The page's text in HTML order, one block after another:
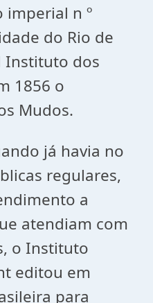
imperial n º
do Rio de
Instituto dos
1856 o
Mudos.
já havia no
regulares,
a
atendiam com
o Instituto
editou em
para